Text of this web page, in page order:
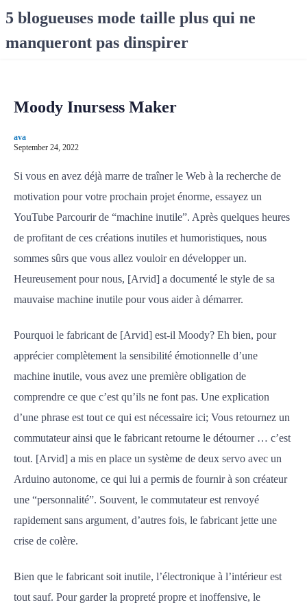
5 blogueuses mode taille plus qui ne
manqueront pas dinspirer
Moody Inursess Maker
ava
September 24, 2022
Si vous en avez déjà marre de traîner le Web à la recherche de
motivation pour votre prochain projet énorme, essayez un
YouTube Parcourir de “machine inutile”. Après quelques heures
de profitant de ces créations inutiles et humoristiques, nous
sommes sûrs que vous allez vouloir en développer un.
Heureusement pour nous, [Arvid] a documenté le style de sa
mauvaise machine inutile pour vous aider à démarrer.
Pourquoi le fabricant de [Arvid] est-il Moody? Eh bien, pour
apprécier complètement la sensibilité émotionnelle d’une
machine inutile, vous avez une première obligation de
comprendre ce que c’est qu’ils ne font pas. Une explication
d’une phrase est tout ce qui est nécessaire ici; Vous retournez un
commutateur ainsi que le fabricant retourne le détourner … c’est
tout. [Arvid] a mis en place un système de deux servo avec un
Arduino autonome, ce qui lui a permis de fournir à son créateur
une “personnalité”. Souvent, le commutateur est renvoyé
rapidement sans argument, d’autres fois, le fabricant jette une
crise de colère.
Bien que le fabricant soit inutile, l’électronique à l’intérieur est
tout sauf. Pour garder la propreté propre et inoffensive, le